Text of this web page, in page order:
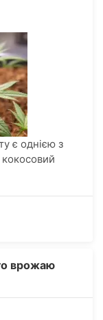
є однією з
кокосовий
врожаю